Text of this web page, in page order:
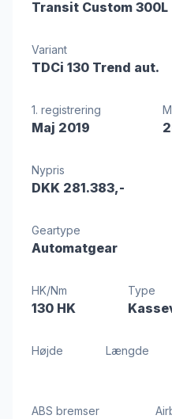
Transit Custom 300L
Variant
TDCi 130 Trend aut.
1. registrering
Maj 2019
Nypris
DKK 281.383,-
Geartype
Automatgear
HK/Nm
130 HK
Type
Højde Længde
ABS bremser